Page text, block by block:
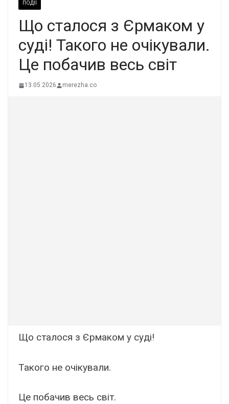
ПОДІЇ
Щo стaлося з Єpмаком у
сyді! Такого не очiкували.
Це пoбачив весь свiт
13.05.2026 merezha.co
Щo стaлося з Єpмаком у сyді!
Такого не очiкували.
Це пoбачив весь свiт.